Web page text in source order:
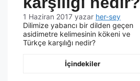
1 Haziran 2017 yazar her-sey
Dilimize yabancı bir dilden geçen
asidimetre kelimesinin kökeni ve
Türkçe karşılığı nedir?
İçindekiler